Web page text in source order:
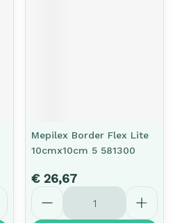
Mepilex Border Flex Lite
10cmx10cm 5 581300
€ 26,67
Aantal